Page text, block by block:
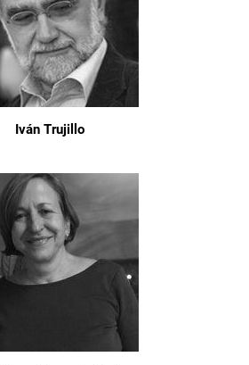
Iván Trujillo